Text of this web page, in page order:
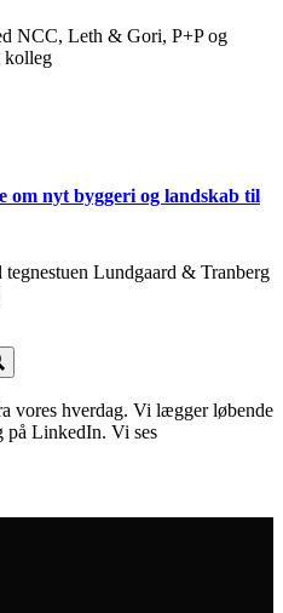
NCC, Leth & Gori, P+P og
kolleg
nyt byggeri og landskab til
Lundgaard & Tranberg
vores hverdag. Vi lægger løbende
på LinkedIn. Vi ses